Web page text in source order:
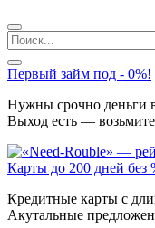
Первый займ под - 0%!
Нужны срочно деньги
Выход есть —
Карты до 200 дней без
Кредитные карты с
Акутальные